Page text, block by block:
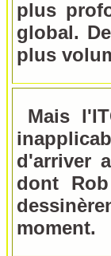
plus
global.
plus
Mais
d'arriver
dont
moment.